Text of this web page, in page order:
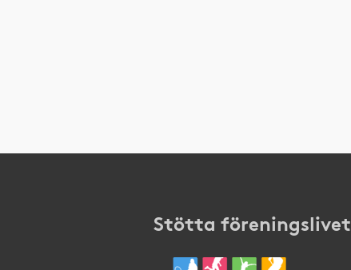
Stötta föreningslivet